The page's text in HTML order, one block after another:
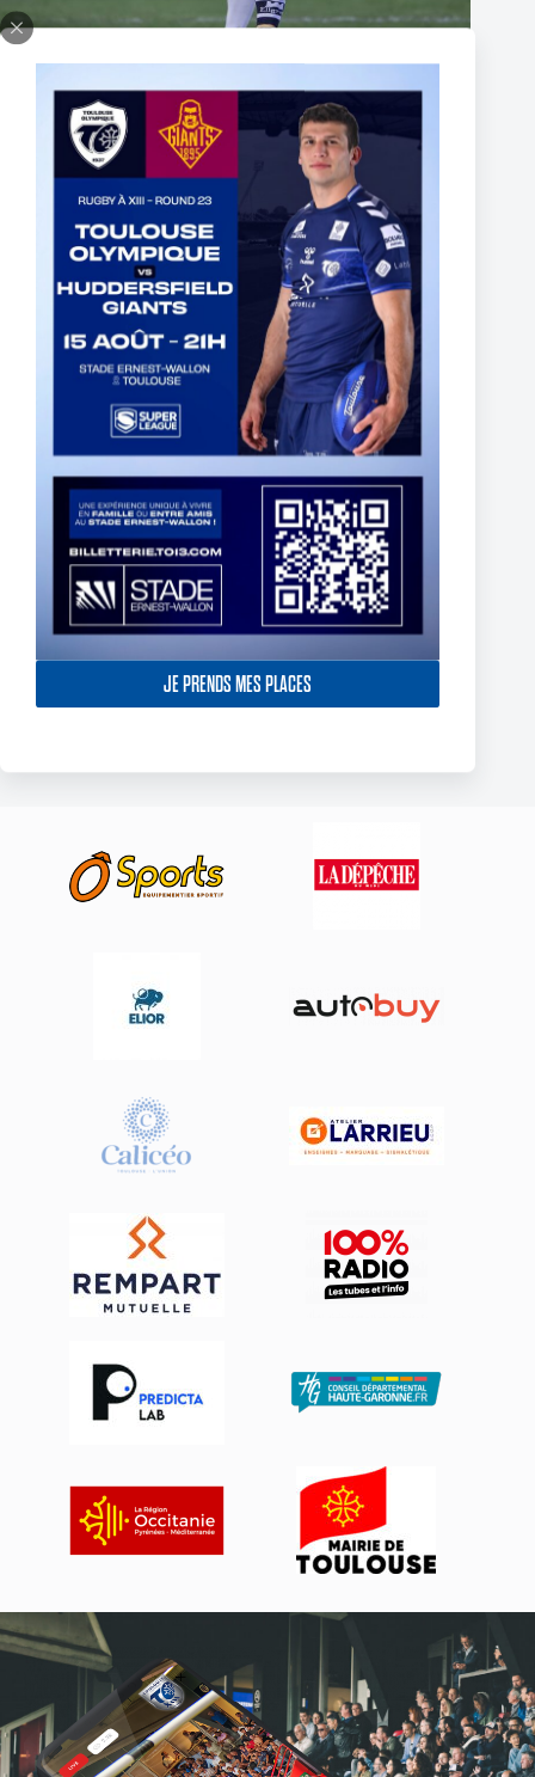
JE PRENDS MES PLACES
Thomas Lacans s’engage avec le Toulouse Olympique
5 March 2025
York Knights – Toulouse Olympique – Dans la douleur le TO
décroche son premier succès de 2025